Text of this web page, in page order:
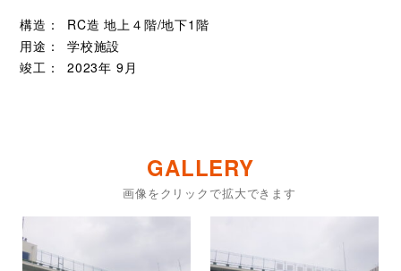
構造
RC造 地上４階/地下1階
用途
学校施設
竣工
2023年 9月
GALLERY
画像をクリックで拡大できます